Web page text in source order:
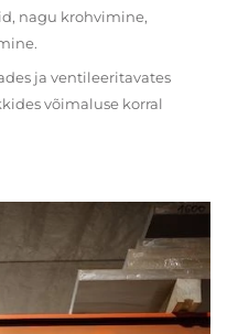
nagu krohvimine,
ja ventileeritavates
võimaluse korral